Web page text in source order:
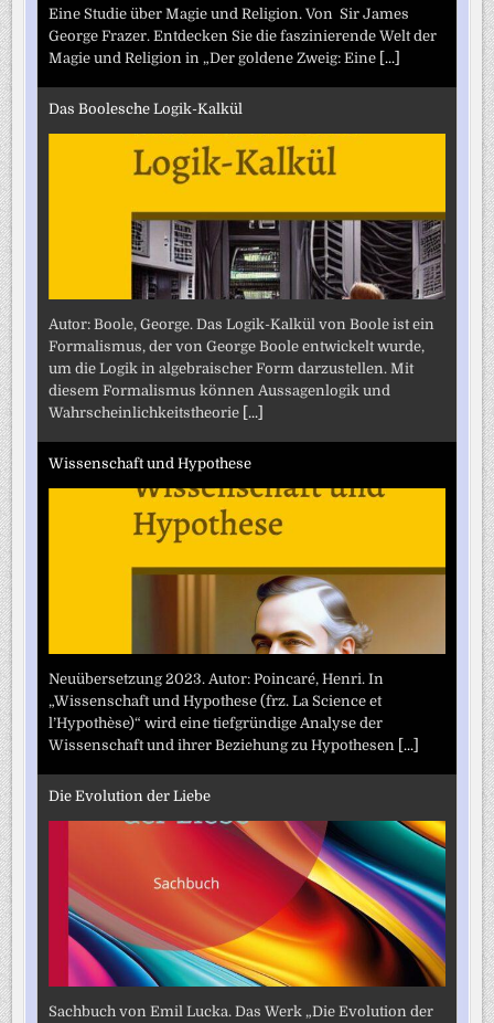
Eine Studie über Magie und Religion. Von Sir James
George Frazer. Entdecken Sie die faszinierende Welt der
Magie und Religion in „Der goldene Zweig: Eine [...]
Das Boolesche Logik-Kalkül
Autor: Boole, George. Das Logik-Kalkül von Boole ist ein
Formalismus, der von George Boole entwickelt wurde,
um die Logik in algebraischer Form darzustellen. Mit
diesem Formalismus können Aussagenlogik und
Wahrscheinlichkeitstheorie [...]
Wissenschaft und Hypothese
Neuübersetzung 2023. Autor: Poincaré, Henri. In
„Wissenschaft und Hypothese (frz. La Science et
l’Hypothèse)“ wird eine tiefgründige Analyse der
Wissenschaft und ihrer Beziehung zu Hypothesen [...]
Die Evolution der Liebe
Sachbuch von Emil Lucka. Das Werk „Die Evolution der